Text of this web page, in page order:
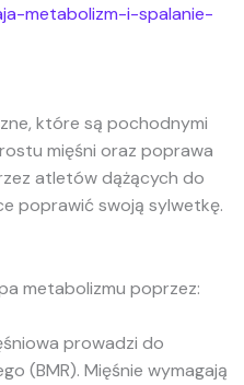
metabolizm-i-spalanie-
które są pochodnymi
mięśni oraz poprawa
atletów dążących do
poprawić swoją sylwetkę.
metabolizmu poprzez:
prowadzi do
(BMR). Mięśnie wymagają